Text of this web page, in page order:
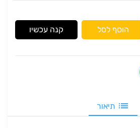
הוסף לסל
קנה עכשיו
תיאור